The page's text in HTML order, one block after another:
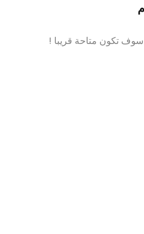
سوف تكون متاحة قريبا !